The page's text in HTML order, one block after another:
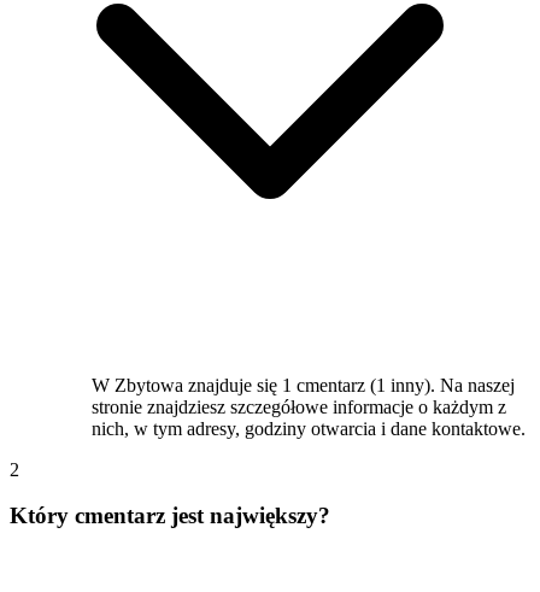
W Zbytowa znajduje się 1 cmentarz (1 inny). Na naszej
stronie znajdziesz szczegółowe informacje o każdym z
nich, w tym adresy, godziny otwarcia i dane kontaktowe.
2
Który cmentarz jest największy?